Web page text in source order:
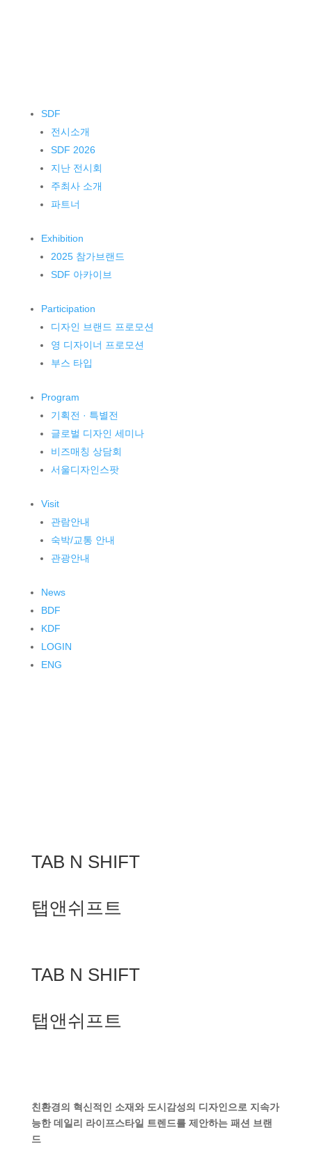
SDF
전시소개
SDF 2026
지난 전시회
주최사 소개
파트너
Exhibition
2025 참가브랜드
SDF 아카이브
Participation
디자인 브랜드 프로모션
영 디자이너 프로모션
부스 타입
Program
기획전 · 특별전
글로벌 디자인 세미나
비즈매칭 상담회
서울디자인스팟
Visit
관람안내
숙박/교통 안내
관광안내
News
BDF
KDF
LOGIN
ENG
TAB N SHIFT
탭앤쉬프트
TAB N SHIFT
탭앤쉬프트
친환경의 혁신적인 소재와 도시감성의 디자인으로 지속가
능한 데일리 라이프스타일 트렌드를 제안하는 패션 브랜
드